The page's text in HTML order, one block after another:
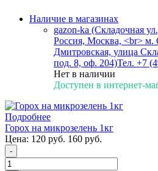
Наличие в магазинах
gazon-ka (Складочная
Россия, Москва, <br> м.
Дмитровская, улица
под. 8, оф. 204)Тел. +7
Нет в наличии
Доступен в интернет-
Подробнее
Горох на микрозелень 1кг
Цена: 120 руб. 160 руб.
-